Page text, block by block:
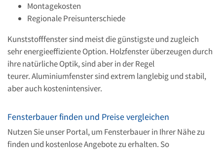
Montagekosten
Regionale Preisunterschiede
Kunststofffenster sind meist die günstigste und zugleich
sehr energieeffiziente Option. Holzfenster überzeugen durch
ihre natürliche Optik, sind aber in der Regel
teurer. Aluminiumfenster sind extrem langlebig und stabil,
aber auch kostenintensiver.
Fensterbauer finden und Preise vergleichen
Nutzen Sie unser Portal, um Fensterbauer in Ihrer Nähe zu
finden und kostenlose Angebote zu erhalten. So